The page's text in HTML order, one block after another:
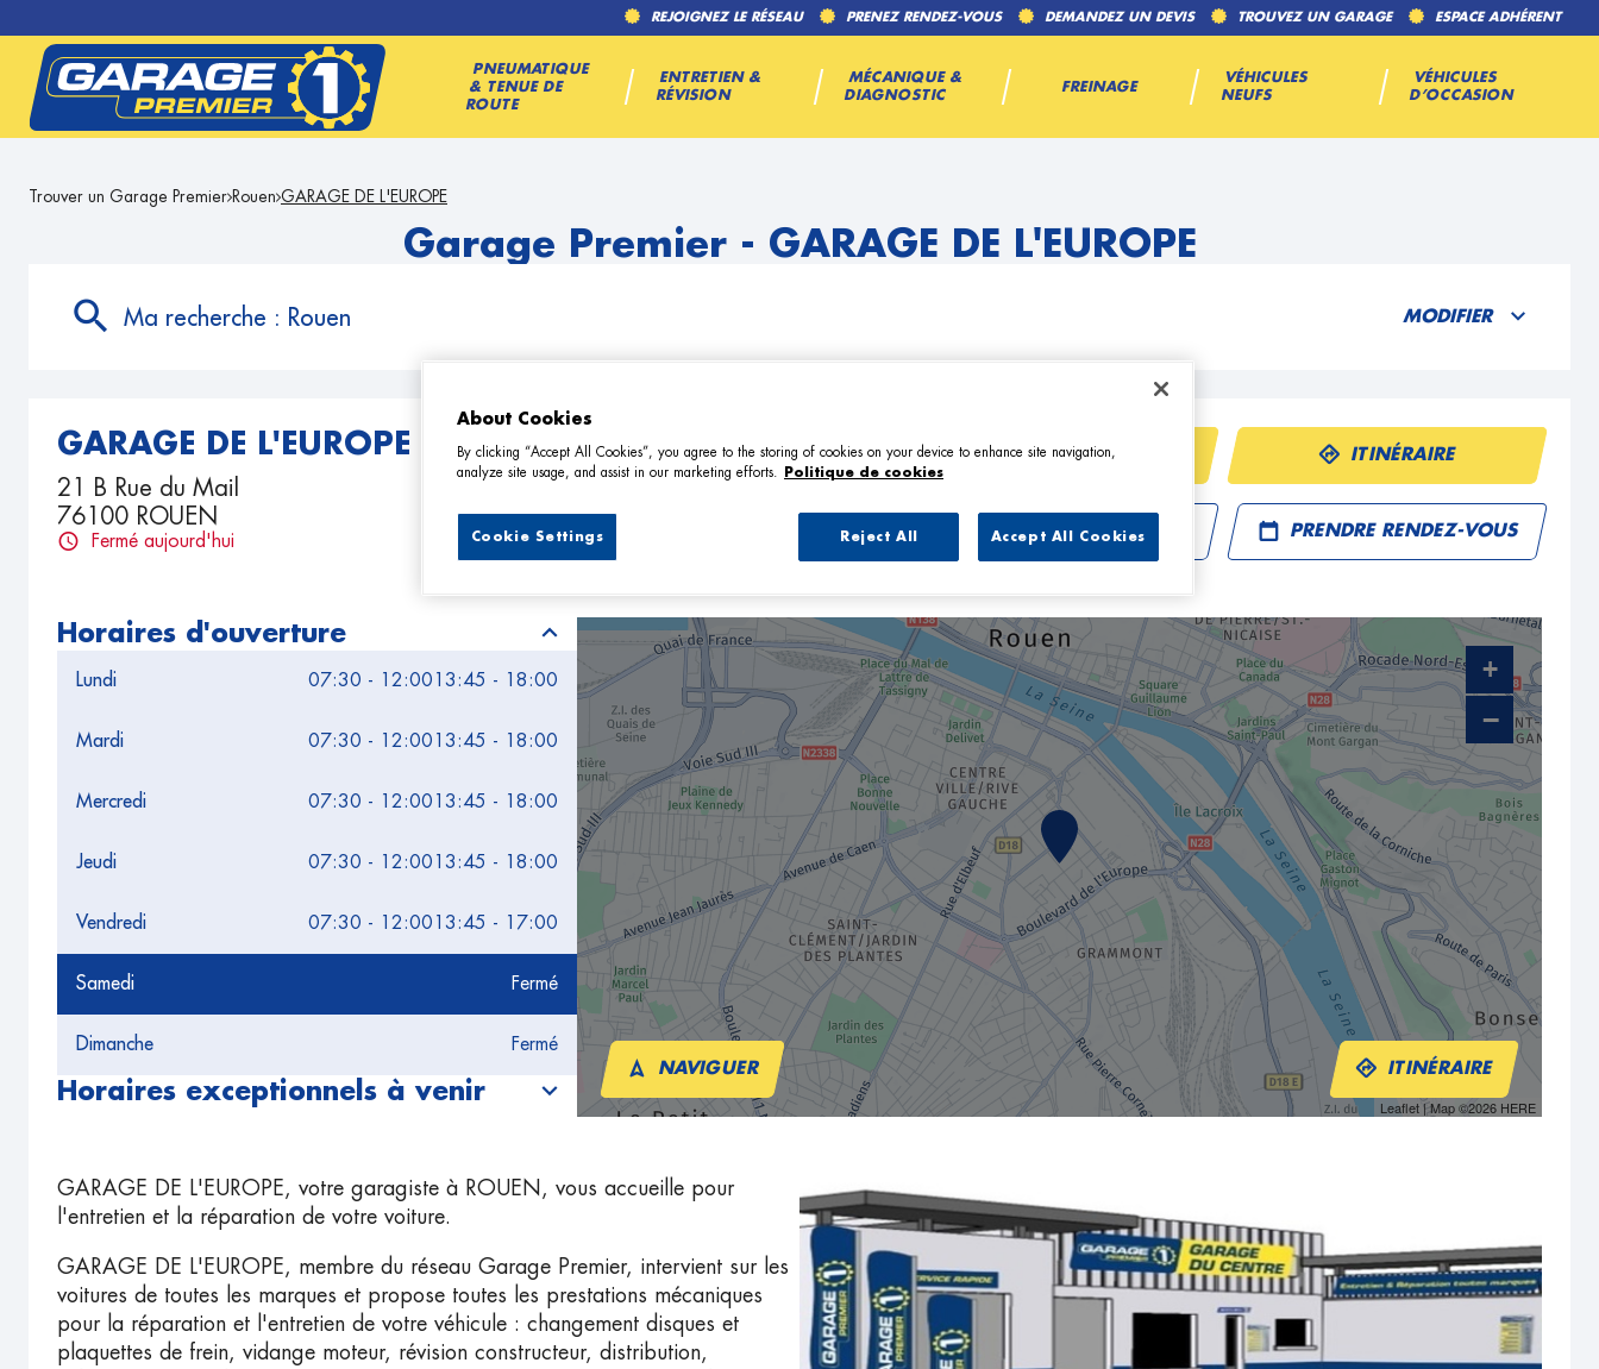
REJOIGNEZ LE RÉSEAU PRENEZ RENDEZ-VOUS DEMANDEZ UN DEVIS TROUVEZ UN GARAGE ESPACE ADHÉRENT
PNEUMATIQUE
& TENUE DE
ROUTE
ENTRETIEN &
RÉVISION
MÉCANIQUE &
DIAGNOSTIC
FREINAGE
VÉHICULES
NEUFS
VÉHICULES
D’OCCASION
Trouver un Garage Premier Rouen GARAGE DE L'EUROPE
Garage Premier - GARAGE DE L'EUROPE
Ma recherche : Rouen MODIFIER
GARAGE DE L'EUROPE
21 B Rue du Mail
76100 ROUEN
Fermé aujourd'hui
TÉLÉPHONE ITINÉRAIRE
DEMANDER UN DEVIS PRENDRE RENDEZ-VOUS
Horaires d'ouverture
Lundi 07:30 - 12:00 13:45 - 18:00
Mardi 07:30 - 12:00 13:45 - 18:00
Mercredi 07:30 - 12:00 13:45 - 18:00
Jeudi 07:30 - 12:00 13:45 - 18:00
Vendredi 07:30 - 12:00 13:45 - 17:00
Samedi Fermé
Dimanche Fermé
Horaires exceptionnels à venir
+
−
Leaflet| Map ©2026 HERE
NAVIGUER ITINÉRAIRE
GARAGE DE L'EUROPE, votre garagiste à ROUEN, vous accueille pour
l'entretien et la réparation de votre voiture.
GARAGE DE L'EUROPE, membre du réseau Garage Premier, intervient sur les
voitures de toutes les marques et propose toutes les prestations mécaniques
pour la réparation et l'entretien de votre véhicule : changement disques et
plaquettes de frein, vidange moteur, révision constructeur, distribution,
About Cookies
By clicking “Accept All Cookies”, you agree to the storing of cookies on your device to enhance site navigation,
analyze site usage, and assist in our marketing efforts.
Politique de cookies
Reject All Accept All Cookies
Cookie Settings